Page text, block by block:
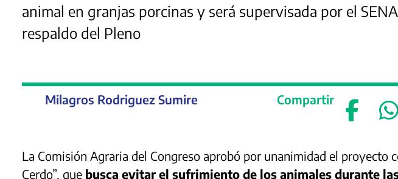
animal en granjas porcinas y será supervisada por el
respaldo del Pleno
Milagros Rodriguez Sumire Compartir
La Comisión Agraria del Congreso aprobó por unanimidad el proyecto
Cerdo”, que busca evitar el sufrimiento de los animales durante